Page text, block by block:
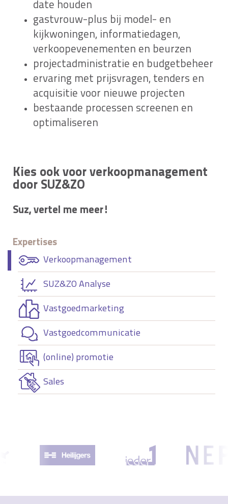
date houden
gastvrouw-plus bij model- en
kijkwoningen, informatiedagen,
verkoopevenementen en beurzen
projectadministratie en budgetbeheer
ervaring met prijsvragen, tenders en
acquisitie voor nieuwe projecten
bestaande processen screenen en
optimaliseren
Kies ook voor verkoopmanagement
door SUZ&ZO
Suz, vertel me meer!
Expertises
Verkoopmanagement
SUZ&ZO Analyse
Vastgoedmarketing
Vastgoedcommunicatie
(online) promotie
Sales